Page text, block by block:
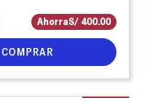
AhorraS/ 400.00
COMPRAR